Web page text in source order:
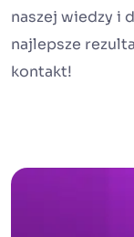
naszej wiedzy i
najlepsze
kontakt!